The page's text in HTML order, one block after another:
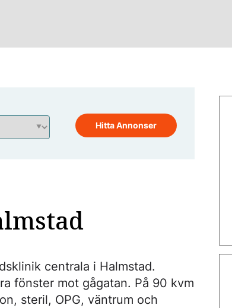
Hitta Annonser
centrala i Halmstad.
fönster mot gågatan. På 90 kvm
steril, OPG, väntrum och